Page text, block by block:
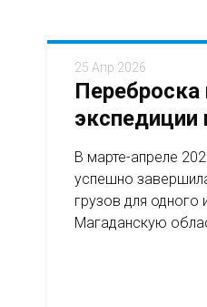
25 Апр 2026
Переброска
В марте-апреле
успешно
грузов для
Магаданскую